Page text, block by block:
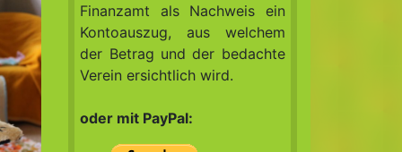
Finanzamt als Nachweis ein
Kontoauszug, aus welchem
der Betrag und der bedachte
Verein ersichtlich wird.
oder mit PayPal: